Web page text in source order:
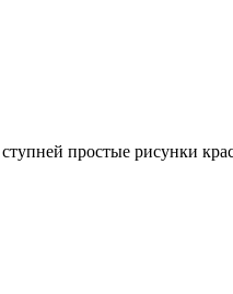
простые рисунки